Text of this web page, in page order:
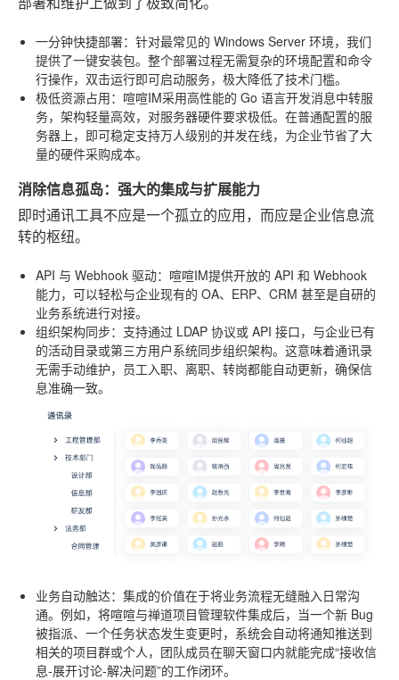
一分钟快捷部署：针对最常见的 Windows Server 环境，我们
提供了一键安装包。整个部署过程无需复杂的环境配置和命令
行操作，双击运行即可启动服务，极大降低了技术门槛。
极低资源占用：喧喧IM采用高性能的 Go 语言开发消息中转服
务，架构轻量高效，对服务器硬件要求极低。在普通配置的服
务器上，即可稳定支持万人级别的并发在线，为企业节省了大
量的硬件采购成本。
消除信息孤岛：强大的集成与扩展能力
即时通讯工具不应是一个孤立的应用，而应是企业信息流
转的枢纽。
API 与 Webhook 驱动：喧喧IM提供开放的 API 和 Webhook
能力，可以轻松与企业现有的 OA、ERP、CRM 甚至是自研的
业务系统进行对接。
组织架构同步：支持通过 LDAP 协议或 API 接口，与企业已有
的活动目录或第三方用户系统同步组织架构。这意味着通讯录
无需手动维护，员工入职、离职、转岗都能自动更新，确保信
息准确一致。
业务自动触达：集成的价值在于将业务流程无缝融入日常沟
通。例如，将喧喧与禅道项目管理软件集成后，当一个新 Bug
被指派、一个任务状态发生变更时，系统会自动将通知推送到
相关的项目群或个人，团队成员在聊天窗口内就能完成“接收信
息-展开讨论-解决问题”的工作闭环。